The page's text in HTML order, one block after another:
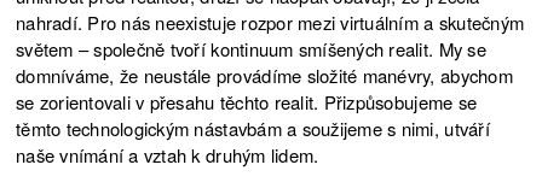
nahradí. Pro nás neexistuje rozpor mezi virtuálním a skutečným
světem – společně tvoří kontinuum smíšených realit. My se
domníváme, že neustále provádíme složité manévry, abychom
se zorientovali v přesahu těchto realit. Přizpůsobujeme se
těmto technologickým nástavbám a soužijeme s nimi, utváří
naše vnímání a vztah k druhým lidem.